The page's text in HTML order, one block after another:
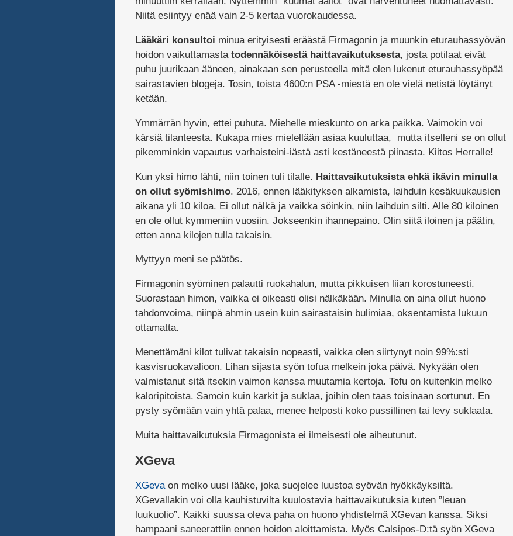
Niitä esiintyy enää vain 2-5 kertaa vuorokaudessa.
Lääkäri konsultoi minua erityisesti eräästä Firmagonin ja muunkin eturauhassyövän
hoidon vaikuttamasta todennäköisestä haittavaikutuksesta, josta potilaat eivät
puhu juurikaan ääneen, ainakaan sen perusteella mitä olen lukenut eturauhassyöpää
sairastavien blogeja. Tosin, toista 4600:n PSA -miestä en ole vielä netistä löytänyt
ketään.
Ymmärrän hyvin, ettei puhuta. Miehelle mieskunto on arka paikka. Vaimokin voi
kärsiä tilanteesta. Kukapa mies mielellään asiaa kuuluttaa, mutta itselleni se on ollut
pikemminkin vapautus varhaisteini-iästä asti kestäneestä piinasta. Kiitos Herralle!
Kun yksi himo lähti, niin toinen tuli tilalle. Haittavaikutuksista ehkä ikävin minulla
on ollut syömishimo. 2016, ennen lääkityksen alkamista, laihduin kesäkuukausien
aikana yli 10 kiloa. Ei ollut nälkä ja vaikka söinkin, niin laihduin silti. Alle 80 kiloinen
en ole ollut kymmeniin vuosiin. Jokseenkin ihannepaino. Olin siitä iloinen ja päätin,
etten anna kilojen tulla takaisin.
Myttyyn meni se päätös.
Firmagonin syöminen palautti ruokahalun, mutta pikkuisen liian korostuneesti.
Suorastaan himon, vaikka ei oikeasti olisi nälkäkään. Minulla on aina ollut huono
tahdonvoima, niinpä ahmin usein kuin sairastaisin bulimiaa, oksentamista lukuun
ottamatta.
Menettämäni kilot tulivat takaisin nopeasti, vaikka olen siirtynyt noin 99%:sti
kasvisruokavalioon. Lihan sijasta syön tofua melkein joka päivä. Nykyään olen
valmistanut sitä itsekin vaimon kanssa muutamia kertoja. Tofu on kuitenkin melko
kaloripitoista. Samoin kuin karkit ja suklaa, joihin olen taas toisinaan sortunut. En
pysty syömään vain yhtä palaa, menee helposti koko pussillinen tai levy suklaata.
Muita haittavaikutuksia Firmagonista ei ilmeisesti ole aiheutunut.
XGeva
XGevaon melko uusi lääke, joka suojelee luustoa syövän hyökkäyksiltä.
XGevallakin voi olla kauhistuvilta kuulostavia haittavaikutuksia kuten ”leuan
luukuolio”. Kaikki suussa oleva paha on huono yhdistelmä XGevan kanssa. Siksi
hampaani saneerattiin ennen hoidon aloittamista. Myös Calsipos-D:tä syön XGeva